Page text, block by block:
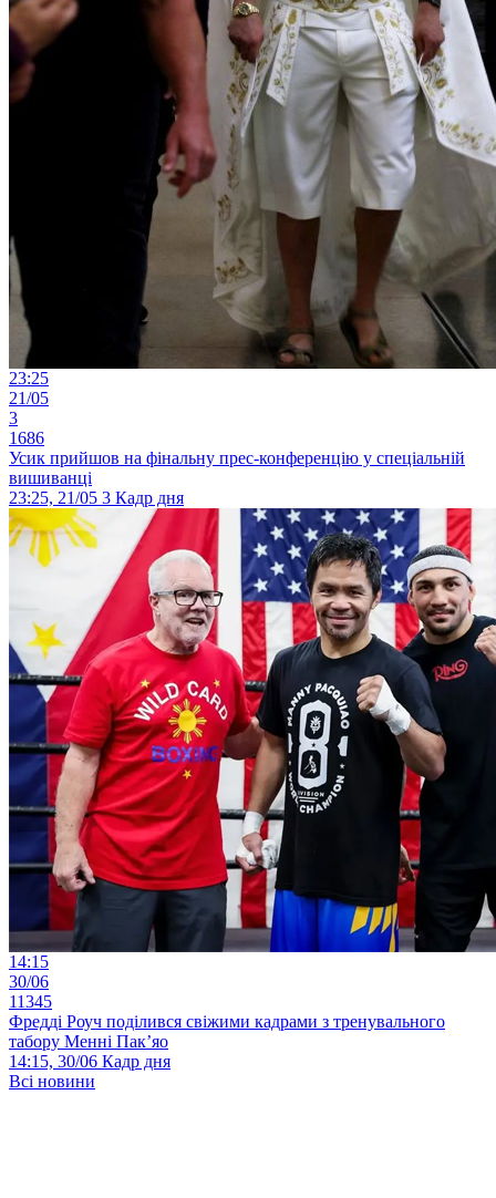
23:25
21/05
3
1686
Усик прийшов на фінальну прес-конференцію у спеціальній
вишиванці
23:25, 21/05 3 Кадр дня
14:15
30/06
11345
Фредді Роуч поділився свіжими кадрами з тренувального
табору Менні Пак’яо
14:15, 30/06 Кадр дня
Всі новини